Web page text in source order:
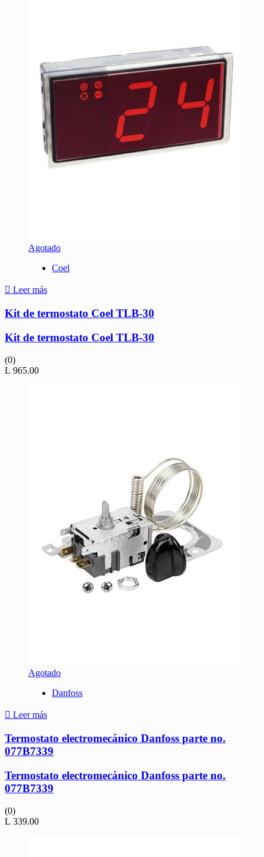
Agotado
Coel
Leer más
Kit de termostato Coel TLB-30
Kit de termostato Coel TLB-30
(0)
L 965.00
Agotado
Danfoss
Leer más
Termostato electromecánico Danfoss parte no.
077B7339
Termostato electromecánico Danfoss parte no.
077B7339
(0)
L 339.00